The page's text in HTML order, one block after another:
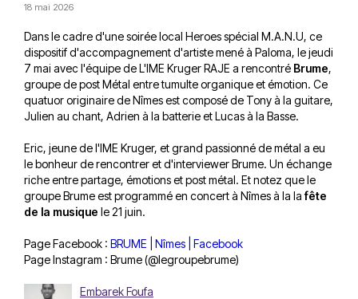
18 mai 2026
Dans le cadre d'une soirée local Heroes spécial M.A.N.U, ce
dispositif d'accompagnement d'artiste mené à Paloma, le jeudi
7 mai avec l'équipe de L'IME Kruger RAJE a rencontré Brume,
groupe de post Métal entre tumulte organique et émotion. Ce
quatuor originaire de Nîmes est composé de Tony à la guitare,
Julien au chant, Adrien à la batterie et Lucas à la Basse.
Eric, jeune de l'IME Kruger, et grand passionné de métal a eu
le bonheur de rencontrer et d'interviewer Brume. Un échange
riche entre partage, émotions et post métal. Et notez que le
groupe Brume est programmé en concert à Nîmes à la lafête
de la musique le 21 juin.
Page Facebook : BRUME | Nîmes | Facebook
Page Instagram : Brume (@legroupebrume)
Embarek Foufa